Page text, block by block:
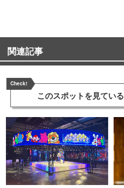
関連記事
Check!
このスポットを見ている